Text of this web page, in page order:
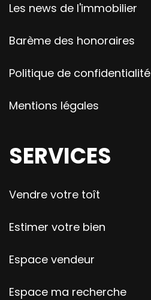
Les news de l'immobilier
Barème des honoraires
Politique de confidentialité
Mentions légales
SERVICES
Vendre votre toît
Estimer votre bien
Espace vendeur
Espace ma recherche